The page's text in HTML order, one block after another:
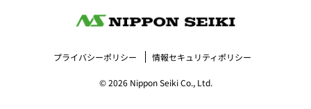
プライバシーポリシー 情報セキュリティポリシー
© 2026 Nippon Seiki Co., Ltd.